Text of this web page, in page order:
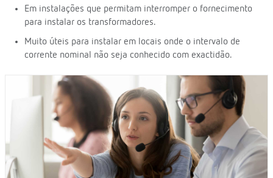
Em instalações que permitam interromper o fornecimento
para instalar os transformadores.
Muito úteis para instalar em locais onde o intervalo de
corrente nominal não seja conhecido com exactidão.